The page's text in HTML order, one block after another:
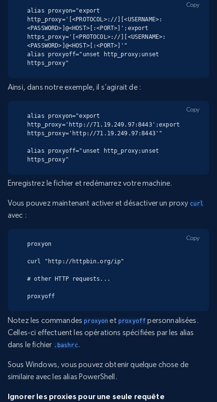
alias proxyon="export
http_proxy='[<PROTOCOL>://][<USERNAME>:
<PASSWORD>]@<HOST>[:<PORT>]';export
https_proxy='[<PROTOCOL>://][<USERNAME>:
<PASSWORD>]@<HOST>[:<PORT>]'"
alias proxyoff="unset http_proxy;unset
https_proxy"
Copy
Ainsi, dans notre exemple, il s’agirait de :
alias proxyon="export
http_proxy='http://71.19.249.97:8443';export
https_proxy='http://71.19.249.97:8443'"
alias proxyoff="unset http_proxy;unset
https_proxy"
Copy
Enregistrez le fichier et redémarrez votre machine.
Vous pouvez maintenant activer et désactiver un proxy curl
avec :
proxyon
curl "http://httpbin.org/ip"
# other HTTP requests...
proxyoff
Copy
Notez les commandes proxyon et proxyoff personnalisées.
Celles-ci effectuent les opérations spécifiées par les alias
dans le fichier .bashrc.
Sous Windows, vous pouvez obtenir quelque chose de
similaire avec les alias PowerShell.
Ignorer les proxies pour une seule requête